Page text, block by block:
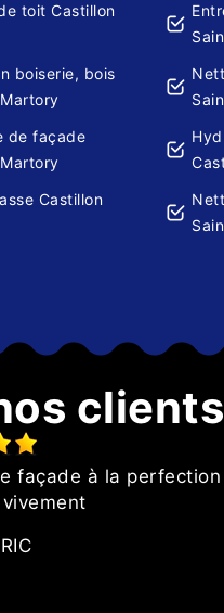
toit Castillon
boiserie, bois
de façade
Castillon
clients
façade à la